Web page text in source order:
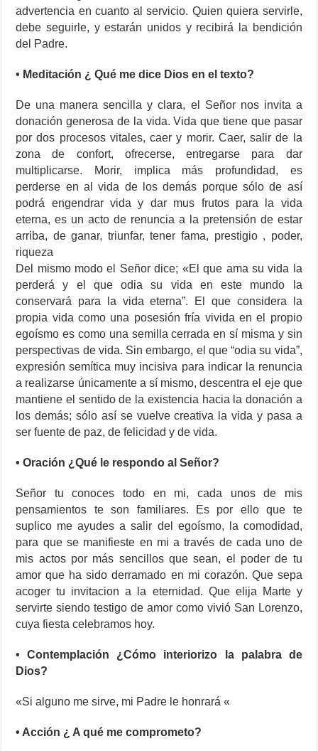
advertencia en cuanto al servicio. Quien quiera servirle,
debe seguirle, y estarán unidos y recibirá la bendición
del Padre.
• Meditación ¿ Qué me dice Dios en el texto?
De una manera sencilla y clara, el Señor nos invita a
donación generosa de la vida. Vida que tiene que pasar
por dos procesos vitales, caer y morir. Caer, salir de la
zona de confort, ofrecerse, entregarse para dar
multiplicarse. Morir, implica más profundidad, es
perderse en al vida de los demás porque sólo de así
podrá engendrar vida y dar mus frutos para la vida
eterna, es un acto de renuncia a la pretensión de estar
arriba, de ganar, triunfar, tener fama, prestigio , poder,
riqueza
Del mismo modo el Señor dice; «El que ama su vida la
perderá y el que odia su vida en este mundo la
conservará para la vida eterna”. El que considera la
propia vida como una posesión fría vivida en el propio
egoísmo es como una semilla cerrada en sí misma y sin
perspectivas de vida. Sin embargo, el que “odia su vida”,
expresión semítica muy incisiva para indicar la renuncia
a realizarse únicamente a sí mismo, descentra el eje que
mantiene el sentido de la existencia hacia la donación a
los demás; sólo así se vuelve creativa la vida y pasa a
ser fuente de paz, de felicidad y de vida.
• Oración ¿Qué le respondo al Señor?
Señor tu conoces todo en mi, cada unos de mis
pensamientos te son familiares. Es por ello que te
suplico me ayudes a salir del egoísmo, la comodidad,
para que se manifieste en mi a través de cada uno de
mis actos por más sencillos que sean, el poder de tu
amor que ha sido derramado en mi corazón. Que sepa
acoger tu invitacion a la eternidad. Que elija Marte y
servirte siendo testigo de amor como vivió San Lorenzo,
cuya fiesta celebramos hoy.
• Contemplación ¿Cómo interiorizo la palabra de
Dios?
«Si alguno me sirve, mi Padre le honrará «
• Acción ¿ A qué me comprometo?